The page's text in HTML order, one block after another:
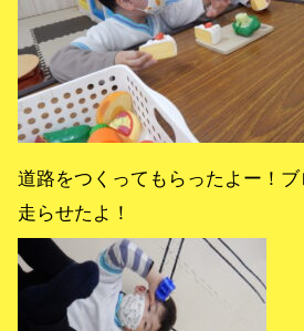
道路をつくってもらったよー！
走らせたよ！